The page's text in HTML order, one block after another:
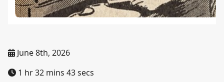
June 8th, 2026
1 hr 32 mins 43 secs